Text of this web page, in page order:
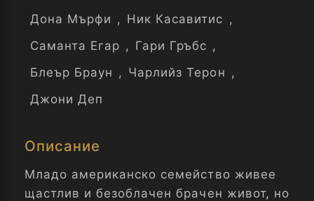
Дона Мърфи , Ник Касавитис ,
Саманта Егар , Гари Гръбс ,
Блеър Браун , Чарлийз Терон ,
Джони Деп
Описание
Младо американско семейство живее
щастлив и безоблачен брачен живот, но